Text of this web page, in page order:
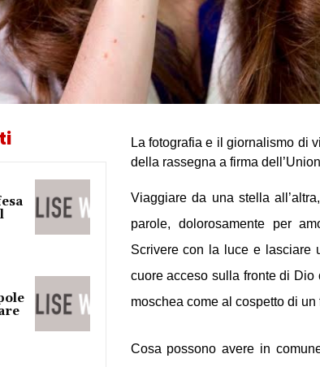
La fotografia e il giornalismo di
della rassegna a firma
Viaggiare da una stella
parole, dolorosamente per
Scrivere con la luce e lasciare
cuore acceso sulla fronte di
moschea come al cospetto di
Cosa possono avere in